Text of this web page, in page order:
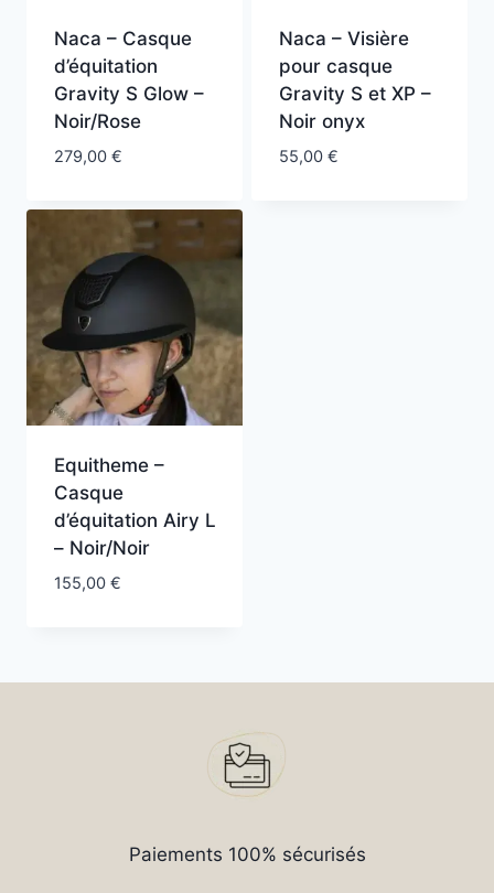
Naca – Casque
d’équitation
Gravity S Glow –
Noir/Rose
279,00 €
Naca – Visière
pour casque
Gravity S et XP –
Noir onyx
55,00 €
Equitheme –
Casque
d’équitation Airy L
– Noir/Noir
155,00 €
Paiements 100% sécurisés